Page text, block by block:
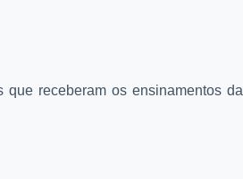
receberam os ensinamentos da